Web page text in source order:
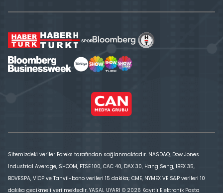
Sitemizdeki veriler Foreks tarafından sağlanmaktadır. NASDAQ, Dow Jones
Industrial Average, SHCOM, FTSE 100, CAC 40, DAX 30, Hang Seng, IBEX 35,
BOVESPA, VİOP ve Tahvil-bono verileri 15 dakika; CME, NYMEX VE S&P verileri 10
dakika gecikmeli verilmektedir. YASAL UYARI © 2026 Kayıtlı Elektronik Posta